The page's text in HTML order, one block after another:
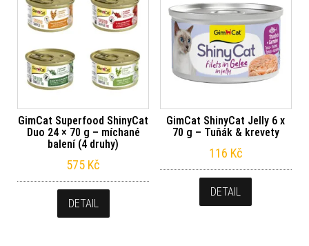
GimCat Superfood ShinyCat
Duo 24 × 70 g – míchané
balení (4 druhy)
575 Kč
DETAIL
GimCat ShinyCat Jelly 6 x
70 g – Tuňák & krevety
116 Kč
DETAIL